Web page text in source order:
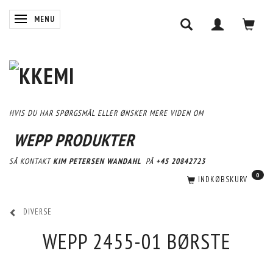
SKIFTE NAVIGATION
MENU
HVIS DU HAR SPØRGSMÅL ELLER ØNSKER MERE VIDEN OM
WEPP PRODUKTER
SÅ KONTAKTKIM PETERSEN WANDAHL PÅ +45 20842723
INDKØBSKURV
0
DIVERSE
WEPP 2455-01 BØRSTE